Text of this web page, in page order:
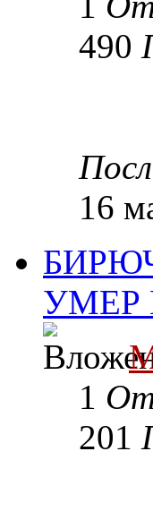
490
16
УМЕР
1
201